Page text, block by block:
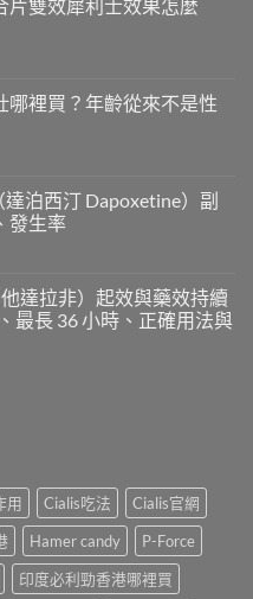
片雙效犀利士效果怎麼
哪裡買？年齡從來不是性
泊西汀 Dapoxetine）副
發生率
達拉非）起效與藥效持續
最長 36 小時、正確用法與
用 Cialis吃法
Cialis官網
Hamer candy
P-Force
印度必利勁香港哪裡買